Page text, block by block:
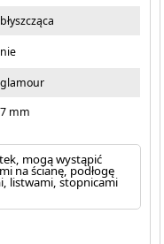
błyszcząca
nie
glamour
7 mm
mogą wystąpić
na ścianę, podłogę
listwami, stopnicami